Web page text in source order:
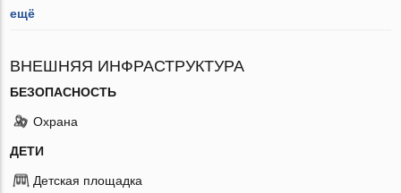
ещё
ВНЕШНЯЯ ИНФРАСТРУКТУРА
БЕЗОПАСНОСТЬ
Охрана
ДЕТИ
Детская площадка